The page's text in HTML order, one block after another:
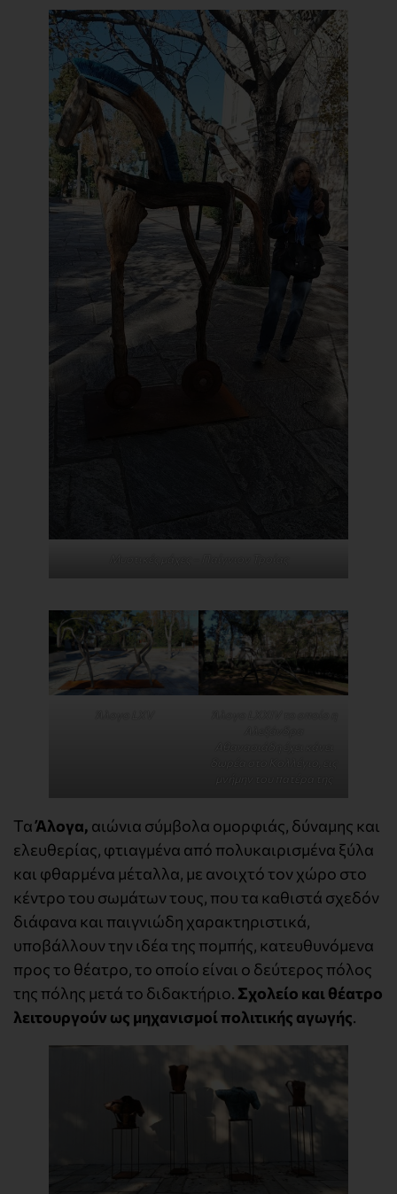
δωρέα στο Κολλέγιο, εις
ΤαΆλογα, αιώνια σύμβολα ομορφιάς, δύναμης και
ελευθερίας, φτιαγμένα από πολυκαιρισμένα ξύλα
και φθαρμένα μέταλλα, με ανοιχτό τον χώρο στο
κέντρο του σωμάτων τους, που τα καθιστά σχεδόν
διάφανα και παιγνιώδη χαρακτηριστικά,
υποβάλλουν την ιδέα της πομπής, κατευθυνόμενα
προς το θέατρο, το οποίο είναι ο δεύτερος πόλος
της πόλης μετά το διδακτήριο. Σχολείο και θέατρο
λειτουργούν ως μηχανισμοί πολιτικής αγωγής.